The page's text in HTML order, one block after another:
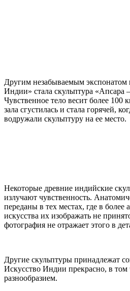
Другим незабываемым экспонатом
Индии» стала скульптура «Апсара
Чувственное тело весит более 100
зала сгустилась и стала горячей,
водружали скульптуру на ее место.
Некоторые древние индийские
излучают чувственность.
переданы в тех местах, где в более
искусства их изображать не
фотография не отражает этого в
Другие скульптуры принадлежат
Искусство Индии прекрасно, в том
разнообразием.